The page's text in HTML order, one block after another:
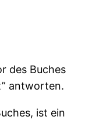
des Buches
antworten.
ist ein